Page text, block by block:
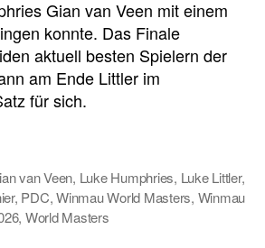
Gian van Veen mit einem
konnte. Das Finale
aktuell besten Spielern der
am Ende Littler im
für sich.
van Veen, Luke Humphries, Luke Littler,
, PDC,Winmau World Masters, Winmau
, World Masters